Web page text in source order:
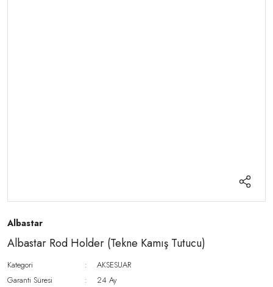
Albastar
Albastar Rod Holder (Tekne Kamış Tutucu)
Kategori
AKSESUAR
Garanti Süresi
24 Ay